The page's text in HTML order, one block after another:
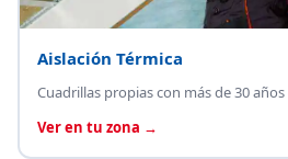
Aislación Térmica
Cuadrillas propias con más de 30
Ver en tu zona →